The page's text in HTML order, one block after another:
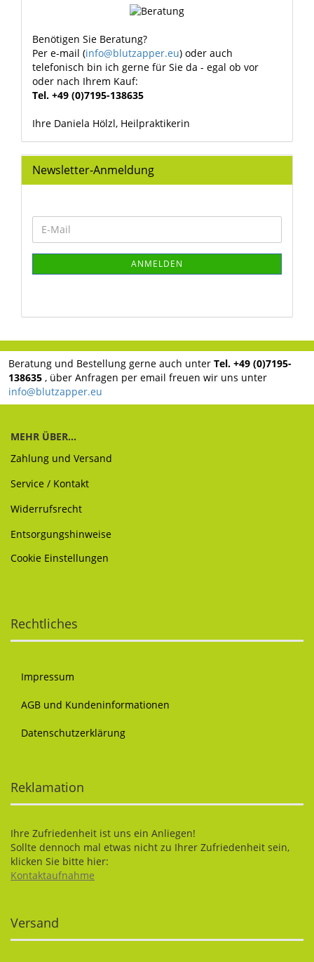
Benötigen Sie Beratung?
Per e-mail (info@blutzapper.eu) oder auch
telefonisch bin ich gerne für Sie da - egal ob vor
oder nach Ihrem Kauf:
Tel. +49 (0)7195-138635
Ihre Daniela Hölzl, Heilpraktikerin
Newsletter-Anmeldung
ZUR
E-
Mail
ANMELDEN
Beratung und Bestellung gerne auch unter Tel. +49 (0)7195-
138635 , über Anfragen per email freuen wir uns unter
info@blutzapper.eu
MEHR ÜBER...
Zahlung und Versand
Service / Kontakt
Widerrufsrecht
Entsorgungshinweise
Cookie Einstellungen
Rechtliches
Impressum
AGB und Kundeninformationen
Datenschutzerklärung
Reklamation
Ihre Zufriedenheit ist uns ein Anliegen!
Sollte dennoch mal etwas nicht zu Ihrer Zufriedenheit sein,
klicken Sie bitte hier:
Kontaktaufnahme
Versand